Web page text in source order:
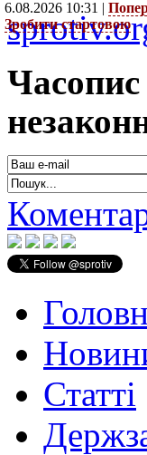
6.08.2026 10:31 |
Зробити стартовою
Часопис
Статті